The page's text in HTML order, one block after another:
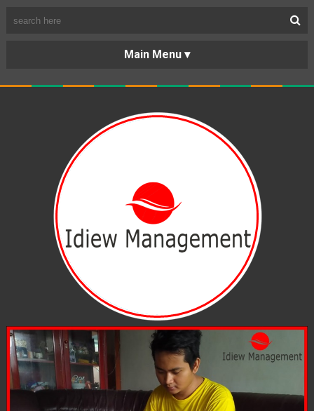
BERANDA
PORTOFOLIO
KARIR
KERJASAMA
LAYANAN